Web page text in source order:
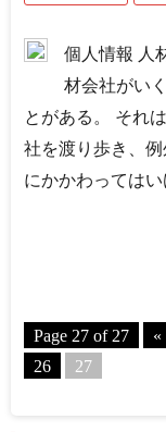
個人情報 人
材会社がい
とがある。 それ
社を渡り歩き、
にかかわってはい
Page 27 of 27 «
26
27